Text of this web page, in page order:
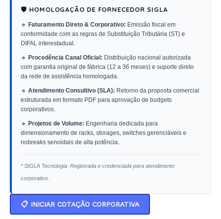
🛡️ HOMOLOGAÇÃO DE FORNECEDOR SIGLA
🔹 Faturamento Direto & Corporativo: Emissão fiscal em
conformidade com as regras de Substituição Tributária (ST) e
DIFAL interestadual.
🔹 Procedência Canal Oficial: Distribuição nacional autorizada
com garantia original de fábrica (12 a 36 meses) e suporte direto
da rede de assistência homologada.
🔹 Atendimento Consultivo (SLA): Retorno da proposta comercial
estruturada em formato PDF para aprovação de budgets
corporativos.
🔹 Projetos de Volume: Engenharia dedicada para
dimensionamento de racks, storages, switches gerenciáveis e
nobreaks senoidais de alta potência.
* SIGLA Tecnologia: Registrada e credenciada para atendimento
corporativo.
📋 INICIAR COTAÇÃO CORPORATIVA